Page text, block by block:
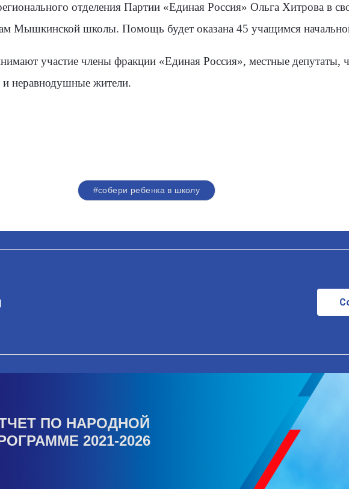
отделения Партии «Единая Россия» Ольга Хитрова в
Мышкинской школы. Помощь будет оказана 45 учащимся
участие члены фракции «Единая Россия», местные депутаты,
и неравнодушные жители.
#собери ребенка в школу
ПО НАРОДНОЙ
2021-2026